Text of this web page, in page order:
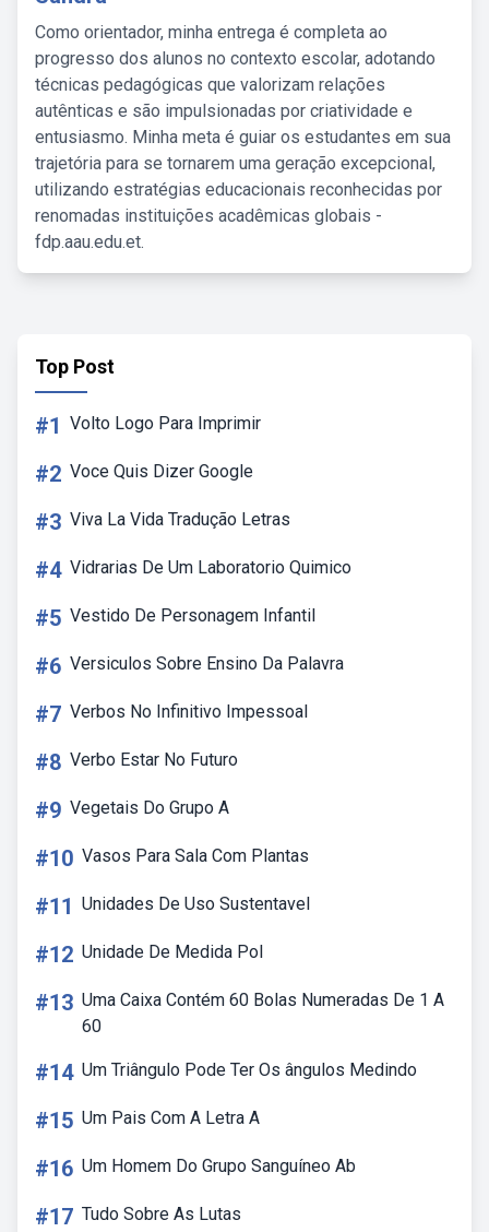
Como orientador, minha entrega é completa ao
progresso dos alunos no contexto escolar, adotando
técnicas pedagógicas que valorizam relações
autênticas e são impulsionadas por criatividade e
entusiasmo. Minha meta é guiar os estudantes em sua
trajetória para se tornarem uma geração excepcional,
utilizando estratégias educacionais reconhecidas por
renomadas instituições acadêmicas globais -
fdp.aau.edu.et.
Top Post
#1 Volto Logo Para Imprimir
#2 Voce Quis Dizer Google
#3 Viva La Vida Tradução Letras
#4 Vidrarias De Um Laboratorio Quimico
#5 Vestido De Personagem Infantil
#6 Versiculos Sobre Ensino Da Palavra
#7 Verbos No Infinitivo Impessoal
#8 Verbo Estar No Futuro
#9 Vegetais Do Grupo A
#10 Vasos Para Sala Com Plantas
#11 Unidades De Uso Sustentavel
#12 Unidade De Medida Pol
#13 Uma Caixa Contém 60 Bolas Numeradas De 1 A
60
#14 Um Triângulo Pode Ter Os ângulos Medindo
#15 Um Pais Com A Letra A
#16 Um Homem Do Grupo Sanguíneo Ab
#17 Tudo Sobre As Lutas